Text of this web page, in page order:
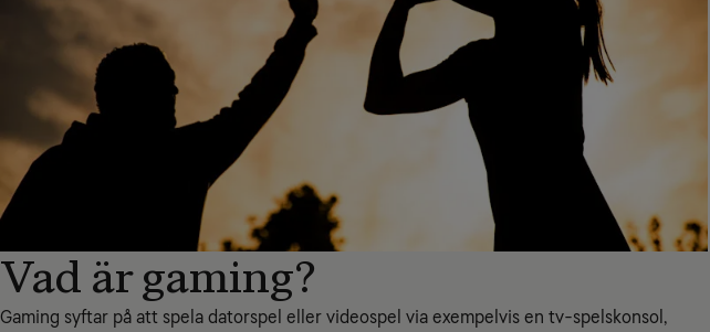
Vad är gaming?
Gaming syftar på att spela datorspel eller videospel via exempelvis en tv-spelskonsol,